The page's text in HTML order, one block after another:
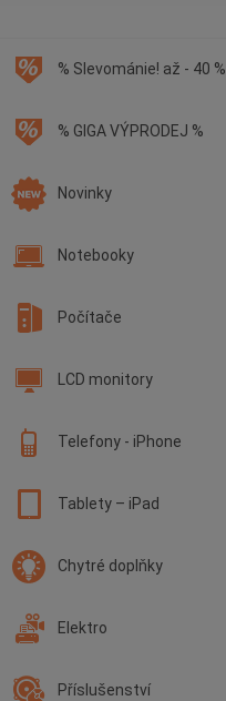
% Slevománie! až - 40 %
% GIGA VÝPRODEJ %
Novinky
Notebooky
Počítače
LCD monitory
Telefony - iPhone
Tablety – iPad
Chytré doplňky
Elektro
Příslušenství